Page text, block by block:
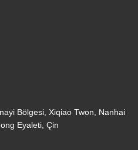
Bölgesi, Xiqiao Twon, Nanhai
Eyaleti, Çin